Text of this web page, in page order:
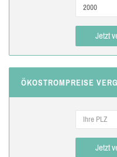
Jetzt
ÖKOSTROMPREISE
Jetzt